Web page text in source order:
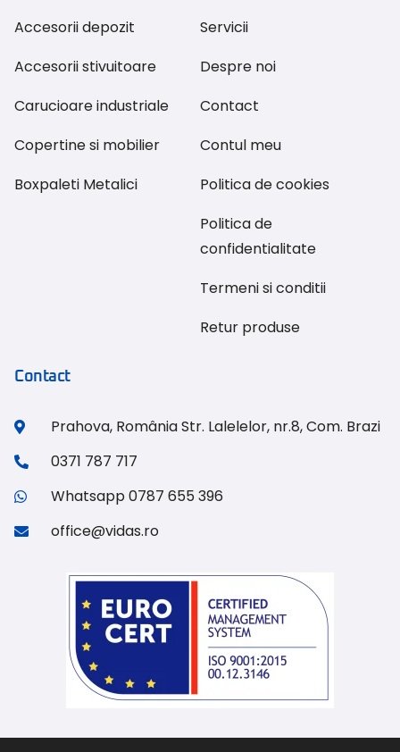
Accesorii depozit
Accesorii stivuitoare
Carucioare industriale
Copertine si mobilier
Boxpaleti Metalici
Servicii
Despre noi
Contact
Contul meu
Politica de cookies
Politica de
confidentialitate
Termeni si conditii
Retur produse
Contact
Prahova, România Str. Lalelelor, nr.8, Com. Brazi
0371 787 717
Whatsapp 0787 655 396
office@vidas.ro